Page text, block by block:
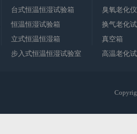
台式恒温恒湿试验箱
恒温恒湿试验箱
立式恒温恒湿箱
步入式恒温恒湿试验室
臭氧老化仪
换气老化
真空箱
高温老化